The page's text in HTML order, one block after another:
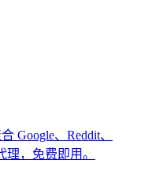
Google、Reddit、
，免费即用。